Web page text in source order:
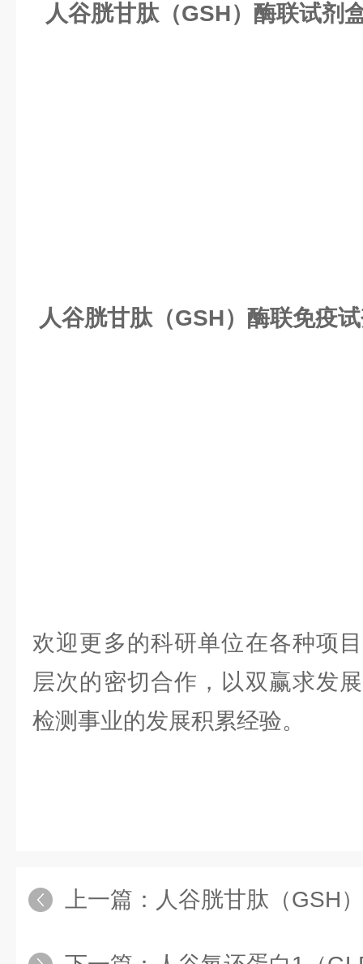
人谷胱甘肽（GSH）酶联试剂
人谷胱甘肽（GSH）酶联免疫
欢迎更多的科研单位在各种项
层次的密切合作，以双赢求发
检测事业的发展积累经验。
上一篇： 人谷胱甘肽（GSH